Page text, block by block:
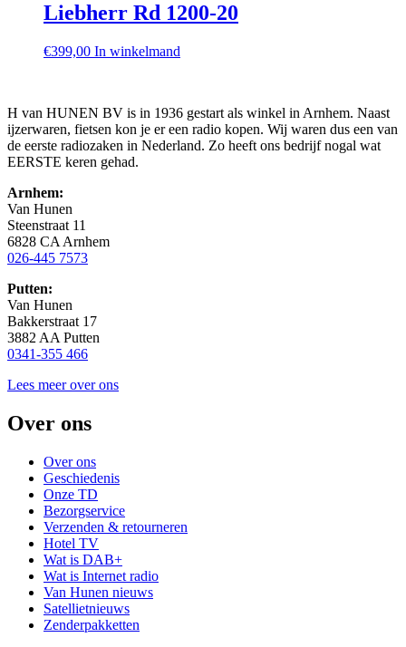
Liebherr Rd 1200-20
€399,00 In winkelmand
H van HUNEN BV is in 1936 gestart als winkel in Arnhem. Naast
ijzerwaren, fietsen kon je er een radio kopen. Wij waren dus een van
de eerste radiozaken in Nederland. Zo heeft ons bedrijf nogal wat
EERSTE keren gehad.
Arnhem:
Van Hunen
Steenstraat 11
6828 CA Arnhem
026-445 7573
Putten:
Van Hunen
Bakkerstraat 17
3882 AA Putten
0341-355 466
Lees meer over ons
Over ons
Over ons
Geschiedenis
Onze TD
Bezorgservice
Verzenden & retourneren
Hotel TV
Wat is DAB+
Wat is Internet radio
Van Hunen nieuws
Satellietnieuws
Zenderpakketten